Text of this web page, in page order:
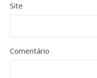
Site
Comentário